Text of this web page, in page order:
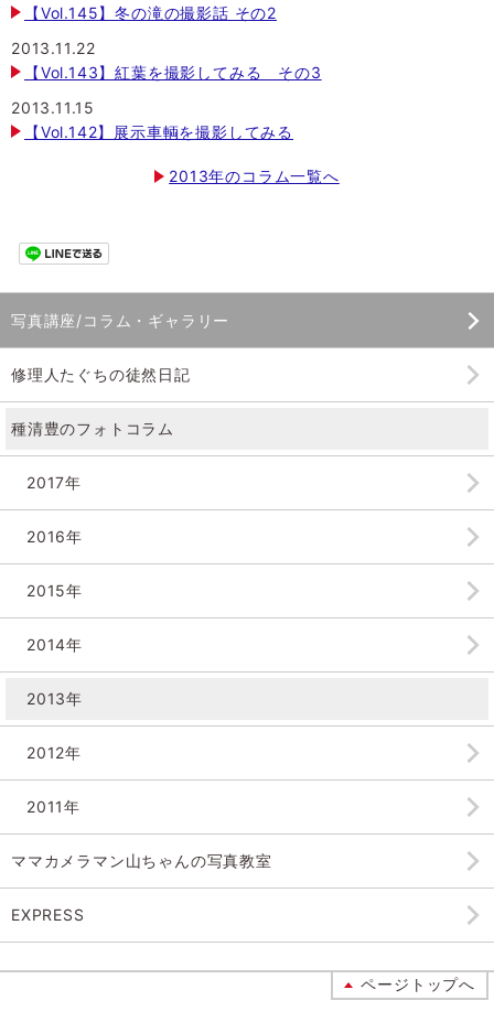
【Vol.145】冬の滝の撮影話 その2
2013.11.22
【Vol.143】紅葉を撮影してみる その3
2013.11.15
【Vol.142】展示車輌を撮影してみる
2013年のコラム一覧へ
写真講座/コラム・ギャラリー
修理人たぐちの徒然日記
種清豊のフォトコラム
2017年
2016年
2015年
2014年
2013年
2012年
2011年
ママカメラマン山ちゃんの写真教室
EXPRESS
ページトップへ